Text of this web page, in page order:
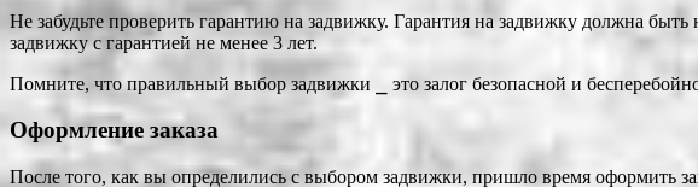
Не забудьте проверить гарантию на задвижку. Гарантия на задвижку должна
задвижку с гарантией не менее 3 лет.
Помните, что правильный выбор задвижки ⎯ это залог безопасной и
Оформление заказа
После того, как вы определились с выбором задвижки, пришло время оформить